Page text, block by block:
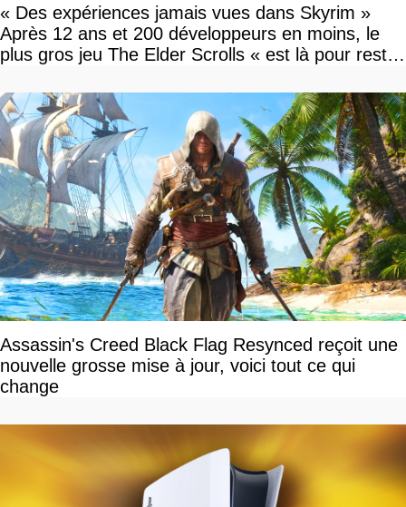
« Des expériences jamais vues dans Skyrim »
Après 12 ans et 200 développeurs en moins, le
plus gros jeu The Elder Scrolls « est là pour rester
Assassin's Creed Black Flag Resynced reçoit une
nouvelle grosse mise à jour, voici tout ce qui
change